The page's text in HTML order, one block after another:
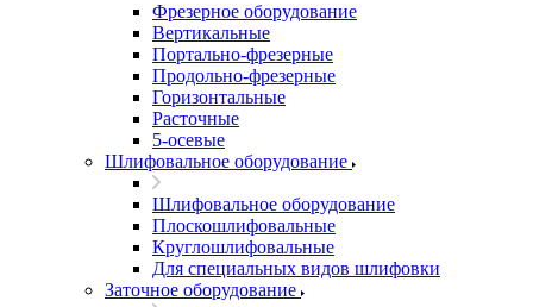
Фрезерное оборудование
Вертикальные
Портально-фрезерные
Продольно-фрезерные
Горизонтальные
Расточные
5-осевые
Шлифовальное оборудование
Шлифовальное оборудование
Плоскошлифовальные
Круглошлифовальные
Для специальных видов шлифовки
Заточное оборудование